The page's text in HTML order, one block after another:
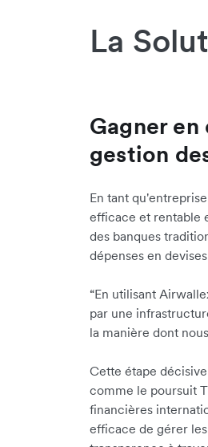
La
Gagner
gestion
En tant
efficace et rentable
des banques
dépenses en
“En utilisant
par une
la manière dont
Cette étape
comme le poursuit
financières
efficace de gérer